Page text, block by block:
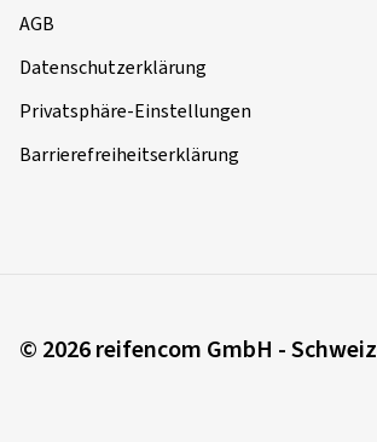
AGB
Datenschutzerklärung
Privatsphäre-Einstellungen
Barrierefreiheitserklärung
© 2026 reifencom GmbH - Schweiz